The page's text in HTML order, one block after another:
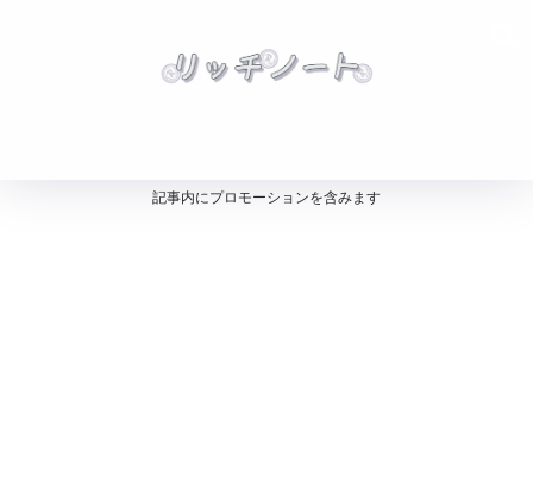
記事内にプロモーションを含みます